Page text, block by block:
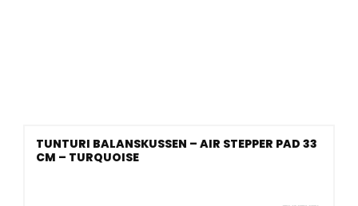
TUNTURI BALANSKUSSEN – AIR STEPPER PAD 33
CM – TURQUOISE